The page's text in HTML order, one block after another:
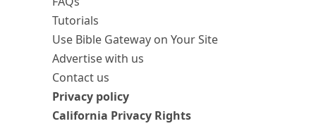
Tutorials
Use Bible Gateway on Your Site
Advertise with us
Contact us
Privacy policy
California Privacy Rights